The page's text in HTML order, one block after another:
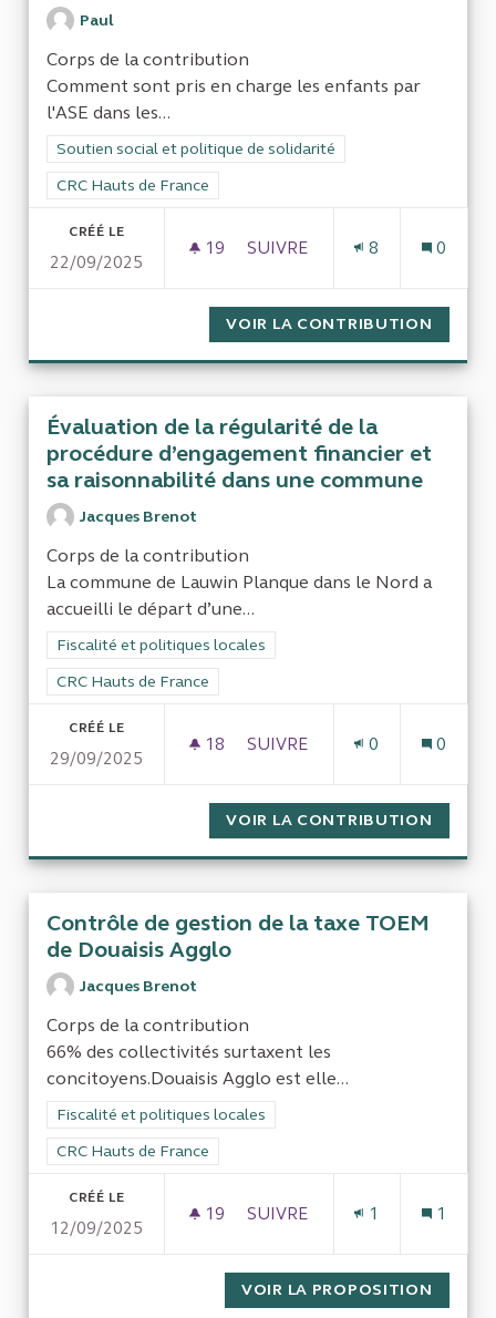
Paul
Corps de la contribution
Comment sont pris en charge les enfants par
l'ASE dans les...
Filtrer les résultats de la catégorie : Soutien social et
Soutien social et politique de solidarité
Filtrer les résultats pour le secteur : CRC Hauts de France
CRC Hauts de France
CRÉÉ LE
22/09/2025
19 19 ABONNÉS
SUIVRE
8 0
VOIR LA CONTRIBUTION
Évaluation de la régularité de la
procédure d’engagement financier et
sa raisonnabilité dans une commune
Jacques Brenot
Corps de la contribution
La commune de Lauwin Planque dans le Nord a
accueilli le départ d’une...
Filtrer les résultats de la catégorie : Fiscalité et politiques
Fiscalité et politiques locales
Filtrer les résultats pour le secteur : CRC Hauts de France
CRC Hauts de France
CRÉÉ LE
29/09/2025
18 18 ABONNÉS
SUIVRE
0 0
VOIR LA CONTRIBUTION
Contrôle de gestion de la taxe TOEM
de Douaisis Agglo
Jacques Brenot
Corps de la contribution
66% des collectivités surtaxent les
concitoyens.Douaisis Agglo est elle...
Filtrer les résultats de la catégorie : Fiscalité et politiques
Fiscalité et politiques locales
Filtrer les résultats pour le secteur : CRC Hauts de France
CRC Hauts de France
CRÉÉ LE
12/09/2025
19 19 ABONNÉS
SUIVRE
1 1
VOIR LA PROPOSITION